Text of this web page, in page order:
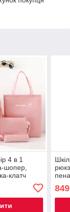
4 в 1
шопер,
клатч
1310
849